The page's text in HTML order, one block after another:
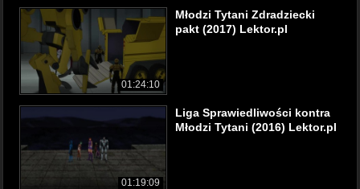
01:24:10
Młodzi Tytani Zdradziecki
pakt (2017) Lektor.pl
01:19:09
Liga Sprawiedliwości kontra
Młodzi Tytani (2016) Lektor.pl